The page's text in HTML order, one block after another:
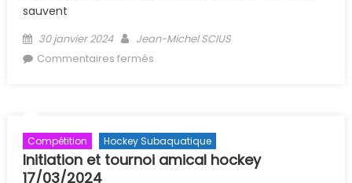
sauvent
Posted on
30 janvier 2024 Author
Jean-Michel SCIUS
Commentaires fermés
Compétition Hockey Subaquatique
Initiation et tournoi amical hockey
17/03/2024